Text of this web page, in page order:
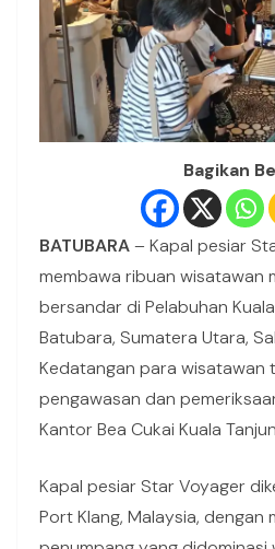
Bagikan
BATUBARA– Kapal pesiar
membawa ribuan wisatawan
bersandar di Pelabuhan
Batubara, Sumatera Utara,
Kedatangan para
pengawasan dan
Kantor Bea Cukai Kuala
Kapal pesiar Star Voyager
Port Klang, Malaysia, dengan